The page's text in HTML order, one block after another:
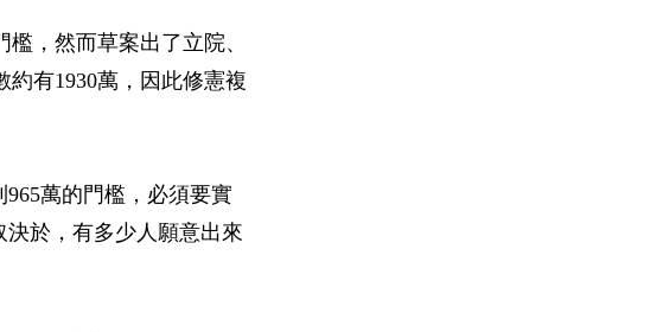
，然而草案出了立院、
有1930萬，因此修憲複
萬的門檻，必須要實
於，有多少人願意出來